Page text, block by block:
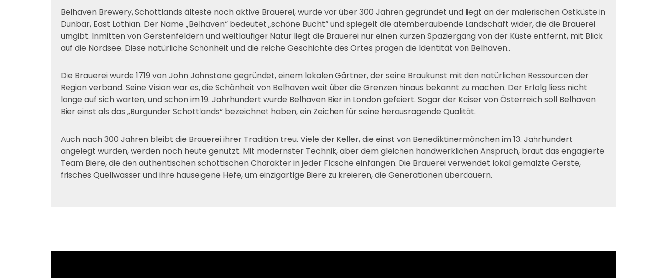
Belhaven Brewery, Schottlands älteste noch aktive Brauerei, wurde vor über 300 Jahren gegründet und liegt an der malerischen Ostküste in
Dunbar, East Lothian. Der Name „Belhaven“ bedeutet „schöne Bucht“ und spiegelt die atemberaubende Landschaft wider, die die Brauerei
umgibt. Inmitten von Gerstenfeldern und weitläufiger Natur liegt die Brauerei nur einen kurzen Spaziergang von der Küste entfernt, mit Blick
auf die Nordsee. Diese natürliche Schönheit und die reiche Geschichte des Ortes prägen die Identität von Belhaven..
Die Brauerei wurde 1719 von John Johnstone gegründet, einem lokalen Gärtner, der seine Braukunst mit den natürlichen Ressourcen der
Region verband. Seine Vision war es, die Schönheit von Belhaven weit über die Grenzen hinaus bekannt zu machen. Der Erfolg liess nicht
lange auf sich warten, und schon im 19. Jahrhundert wurde Belhaven Bier in London gefeiert. Sogar der Kaiser von Österreich soll Belhaven
Bier einst als das „Burgunder Schottlands“ bezeichnet haben, ein Zeichen für seine herausragende Qualität.
Auch nach 300 Jahren bleibt die Brauerei ihrer Tradition treu. Viele der Keller, die einst von Benediktinermönchen im 13. Jahrhundert
angelegt wurden, werden noch heute genutzt. Mit modernster Technik, aber dem gleichen handwerklichen Anspruch, braut das engagierte
Team Biere, die den authentischen schottischen Charakter in jeder Flasche einfangen. Die Brauerei verwendet lokal gemälzte Gerste,
frisches Quellwasser und ihre hauseigene Hefe, um einzigartige Biere zu kreieren, die Generationen überdauern.